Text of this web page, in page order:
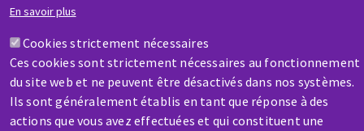
En savoir plus
Cookies strictement nécessaires
Ces cookies sont strictement nécessaires au fonctionnement
du site web et ne peuvent être désactivés dans nos systèmes.
Ils sont généralement établis en tant que réponse à des
actions que vous avez effectuées et qui constituent une
SAV / RÉPARATION
Une machine cassée ? En panne ?